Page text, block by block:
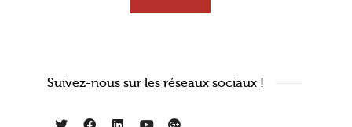
Suivez-nous sur les réseaux sociaux !